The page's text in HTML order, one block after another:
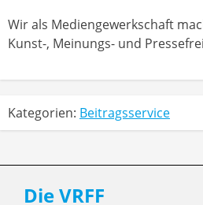
Wir als Mediengewerkschaft
Kunst-, Meinungs- und
Kategorien: Beitragsservice
Die VRFF